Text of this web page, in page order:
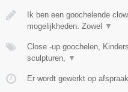
Ik ben een goochelende
mogelijkheden. Zowel
▼
Close -up goochelen,
sculpturen, ▼
Er wordt gewerkt op